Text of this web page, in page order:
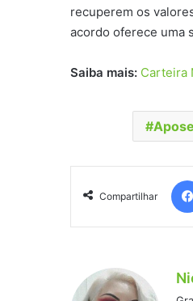
recuperem os
acordo oferece uma
Saiba mais: Carteira
Compartilhar